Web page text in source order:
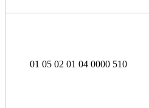
01 05 02 01 04 0000 510